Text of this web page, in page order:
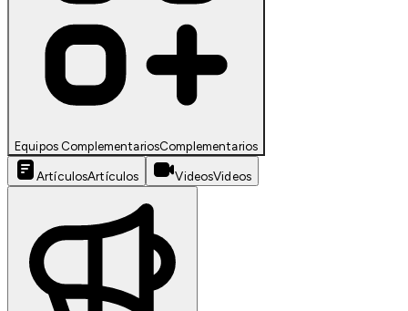
Equipos ComplementariosComplementarios
ArtículosArtículos VideosVideos